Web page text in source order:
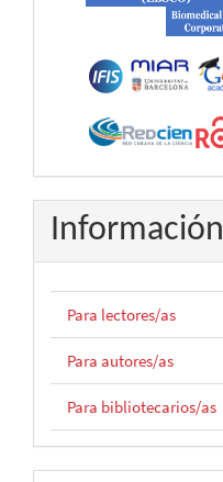
Información
Para lectores/as
Para autores/as
Para bibliotecarios/as